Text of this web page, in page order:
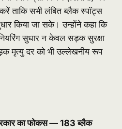
ताकि सभी लंबित ब्लैक स्पॉट्स
किया जा सके। उन्होंने कहा कि
सुधार न केवल सड़क सुरक्षा
मृत्यु दर को भी उल्लेखनीय रूप
का फोकस — 183ब्लैक